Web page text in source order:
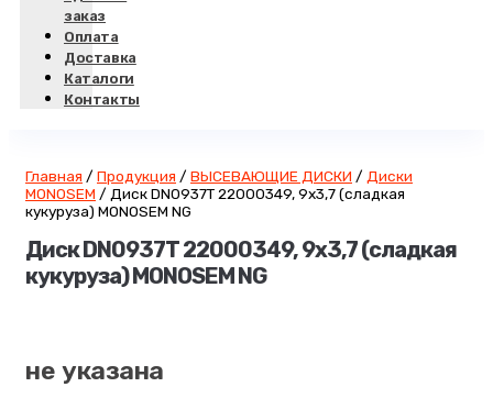
заказ
Оплата
Доставка
Каталоги
Контакты
Главная / Продукция / ВЫСЕВАЮЩИЕ ДИСКИ / Диски
MONOSEM / Диск DN0937T 22000349, 9х3,7 (сладкая
кукуруза) MONOSEM NG
Диск DN0937T 22000349, 9х3,7 (сладкая
кукуруза) MONOSEM NG
не указана